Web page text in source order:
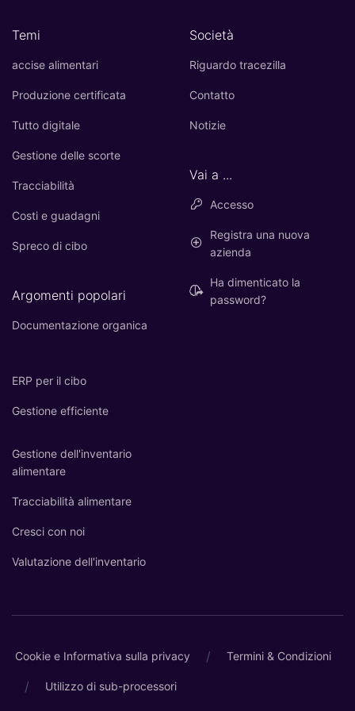
Temi
accise alimentari
Produzione certificata
Tutto digitale
Gestione delle scorte
Tracciabilità
Costi e guadagni
Spreco di cibo
Argomenti popolari
Documentazione organica
ERP per il cibo
Gestione efficiente
Gestione dell'inventario
alimentare
Tracciabilità alimentare
Cresci con noi
Valutazione dell'inventario
Società
Riguardo tracezilla
Contatto
Notizie
Vai a ...
Accesso
Registra una nuova
azienda
Ha dimenticato la
password?
Cookie e Informativa sulla privacy / Termini & Condizioni
/ Utilizzo di sub-processori